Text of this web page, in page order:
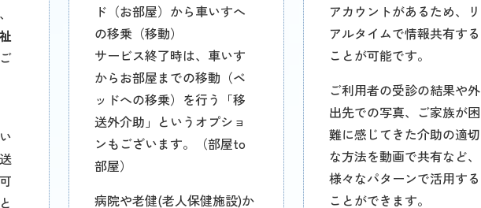
ド（お部屋）から車いすへ
の移乗（移動）
サービス終了時は、車いす
からお部屋までの移動（ベ
ッドへの移乗）を行う「移
送外介助」というオプショ
ンもございます。（部屋to
部屋）
病院や老健(老人保健施設)か
アカウントがあるため、リ
アルタイムで情報共有する
ことが可能です。
ご利用者の受診の結果や外
出先での写真、ご家族が困
難に感じてきた介助の適切
な方法を動画で共有など、
様々なパターンで活用する
ことができます。